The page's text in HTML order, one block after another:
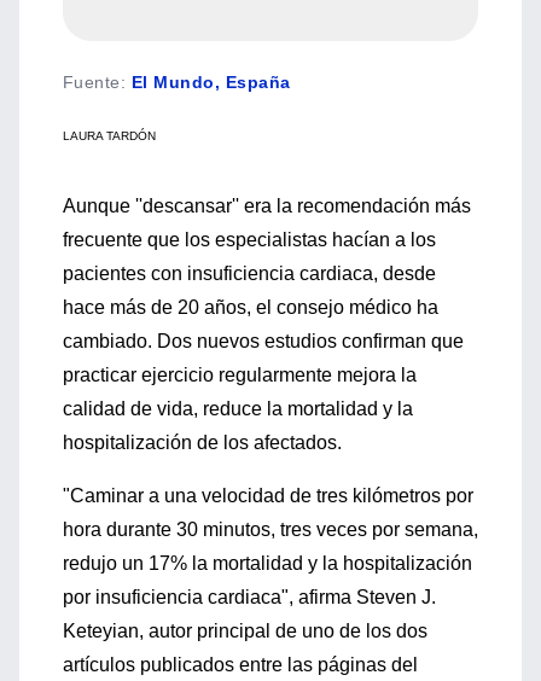
Fuente: El Mundo, España
LAURA TARDÓN
Aunque ''descansar'' era la recomendación más
frecuente que los especialistas hacían a los
pacientes con insuficiencia cardiaca, desde
hace más de 20 años, el consejo médico ha
cambiado. Dos nuevos estudios confirman que
practicar ejercicio regularmente mejora la
calidad de vida, reduce la mortalidad y la
hospitalización de los afectados.
"Caminar a una velocidad de tres kilómetros por
hora durante 30 minutos, tres veces por semana,
redujo un 17% la mortalidad y la hospitalización
por insuficiencia cardiaca", afirma Steven J.
Keteyian, autor principal de uno de los dos
artículos publicados entre las páginas del